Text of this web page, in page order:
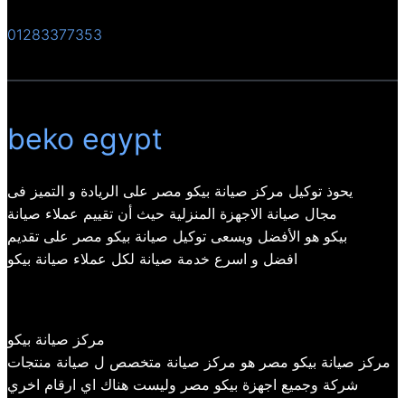
01283377353
beko egypt
يحوذ توكيل مركز صيانة بيكو مصر على الريادة و التميز فى
مجال صيانة الاجهزة المنزلية حيث أن تقييم عملاء صيانة
بيكو هو الأفضل ويسعى توكيل صيانة بيكو مصر على تقديم
افضل و اسرع خدمة صيانة لكل عملاء صيانة بيكو
مركز صيانة بيكو
مركز صيانة بيكو مصر هو مركز صيانة متخصص ل صيانة منتجات
شركة وجميع اجهزة بيكو مصر وليست هناك اي ارقام اخري